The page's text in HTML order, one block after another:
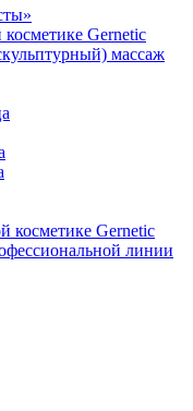
Gernetic
массаж
косметике Gernetic
линии